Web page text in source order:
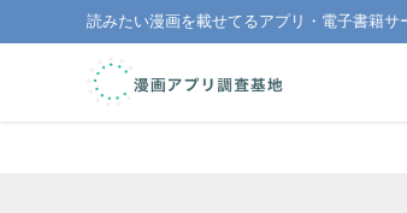
読みたい漫画を載せてるアプリ・電子書籍サ